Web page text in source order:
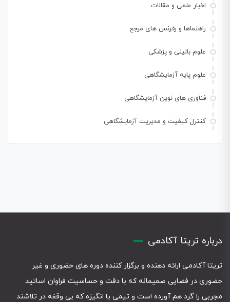
اخبار علمی و مقالات
راهنماها و رفرنس های مرجع
علوم بالینی و پزشکی
علوم پایه آزمایشگاهی
فناوری های نوین آزمایشگاهی
کنترل کیفیت و مدیریت آزمایشگاهی
درباره تریتا آکادمی
تریتا آکادمی ارائه دهنده و برگزار کننده دوره های حضوری و غیر
حضوری در فضایی صمیمانه که با دقت و حساسیت فراوان اساتید
مجربی را گرد هم آورده است و تیمی با انگیزه که بی وقفه در تلاشند